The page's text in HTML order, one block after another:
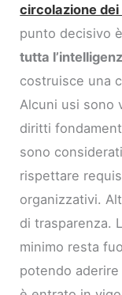
circolazione
punto decisivo
tutta
costruisce una
Alcuni usi sono
diritti
sono
rispettare
organizzativi.
di trasparenza.
minimo resta
potendo